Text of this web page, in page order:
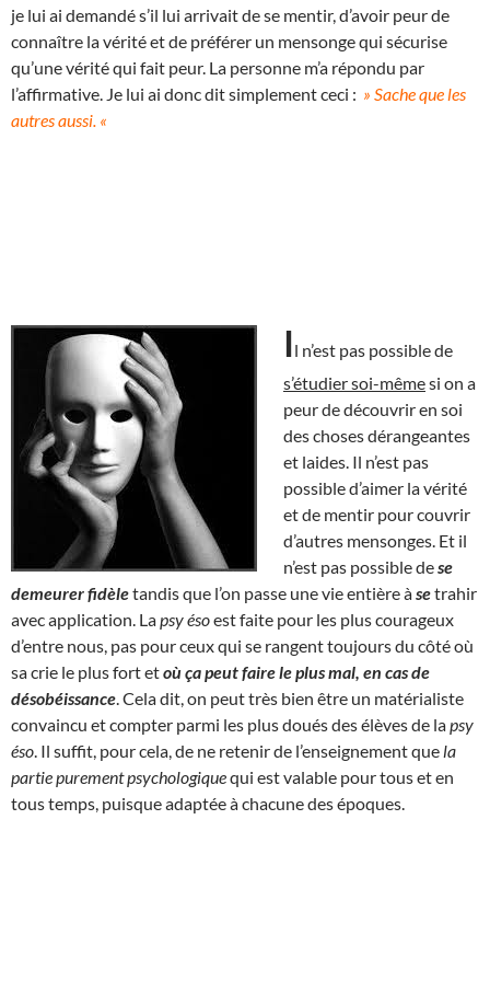
je lui ai demandé s’il lui arrivait de se mentir, d’avoir peur de
connaître la vérité et de préférer un mensonge qui sécurise
qu’une vérité qui fait peur. La personne m’a répondu par
l’affirmative. Je lui ai donc dit simplement ceci : » Sache que les
autres aussi. «
Il n’est pas possible de
s’étudier soi-mêmesi on a
peur de découvrir en soi
des choses dérangeantes
et laides. Il n’est pas
possible d’aimer la vérité
et de mentir pour couvrir
d’autres mensonges. Et il
n’est pas possible dese
demeurer fidèletandis que l’on passe une vie entière àsetrahir
avec application. Lapsy ésoest faite pour les plus courageux
d’entre nous, pas pour ceux qui se rangent toujours du côté où
sa crie le plus fort etoù ça peut faire le plus mal, en cas de
désobéissance . Cela dit, on peut très bien être un matérialiste
convaincu et compter parmi les plus doués des élèves de lapsy
éso . Il suffit, pour cela, de ne retenir de l’enseignement que la
partie purement psychologiquequi est valable pour tous et en
tous temps, puisque adaptée à chacune des époques.